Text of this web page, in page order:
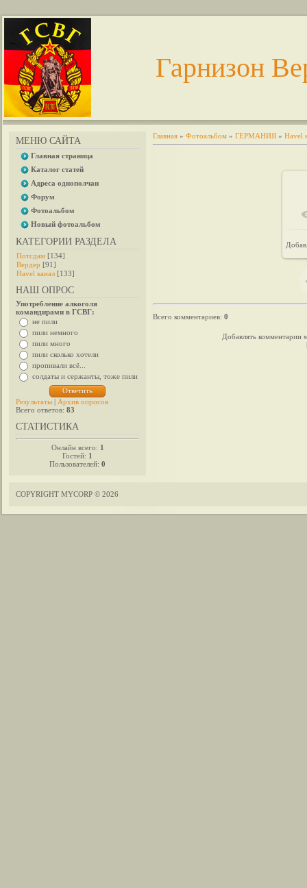
Гарнизон
МЕНЮ САЙТА
Главная страница
Каталог статей
Адреса однополчан
Форум
Фотоальбом
Новый фотоальбом
КАТЕГОРИИ РАЗДЕЛА
Потсдам [134]
Вердер [91]
Havel канал [133]
НАШ ОПРОС
Употребление алкоголя
командирами в ГСВГ:
не пили
пили немного
пили много
пили сколько хотели
пропивали всё...
солдаты и сержанты, тоже пили
Результаты | Архив опросов
Всего ответов: 83
СТАТИСТИКА
Онлайн всего: 1
Гостей: 1
Пользователей: 0
Главная » Фотоальбом » ГЕРМАНИЯ » Havel
Всего комментариев: 0
Добавлять комментарии
COPYRIGHT MYCORP © 2026